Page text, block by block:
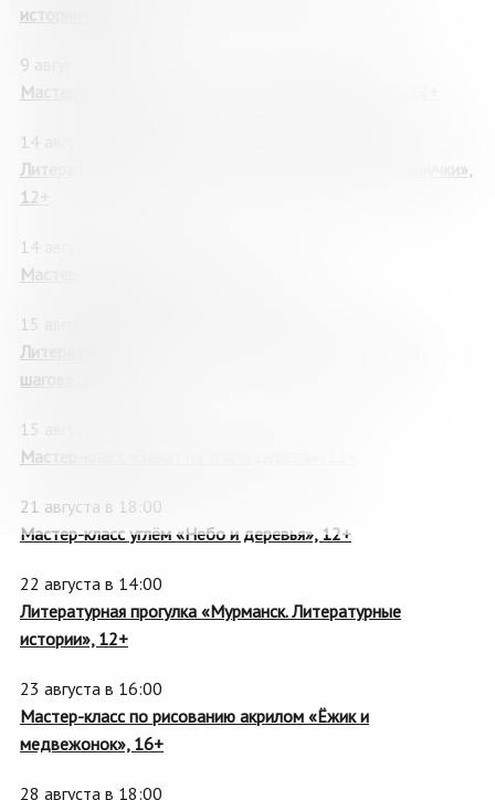
истории», 12+
9 августа в 16:00
Мастер-класс «Открытка с олимпийским мишкой», 12+
14 августа в 14:00
Литературное путешествие «Книжные лабиринты Научки»,
12+
14 августа в 18:00
Мастер-класс «Звуковая картина», 12+
15 августа в 14:00
Литературная прогулка «История Мурманска в 1000
шагов», 12+
15 августа в 16:00
Мастер-класс «Закат на спиле дерева», 12+
21 августа в 18:00
Мастер-класс углём «Небо и деревья», 12+
22 августа в 14:00
Литературная прогулка «Мурманск. Литературные
истории», 12+
23 августа в 16:00
Мастер-класс по рисованию акрилом «Ёжик и
медвежонок», 16+
28 августа в 18:00